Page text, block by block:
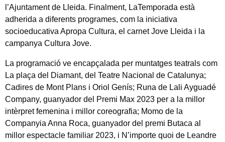
l’Ajuntament de Lleida. Finalment, LaTemporada està
adherida a diferents programes, com la iniciativa
socioeducativa Apropa Cultura, el carnet Jove Lleida i la
campanya Cultura Jove.
La programació ve encapçalada per muntatges teatrals com
La plaça del Diamant, del Teatre Nacional de Catalunya;
Cadires de Mont Plans i Oriol Genís; Runa de Lali Ayguadé
Company, guanyador del Premi Max 2023 per a la millor
intèrpret femenina i millor coreografia; Momo de la
Companyia Anna Roca, guanyador del premi Butaca al
millor espectacle familiar 2023, i N’importe quoi de Leandre